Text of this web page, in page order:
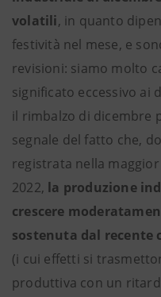
volatili, in quanto
festività nel mese, e
revisioni: siamo molto
significato eccessivo ai
il rimbalzo di dicembre
segnale del fatto che,
registrata nella
2022, la produzione
crescere
sostenuta dal recente
(i cui effetti si
produttiva con un